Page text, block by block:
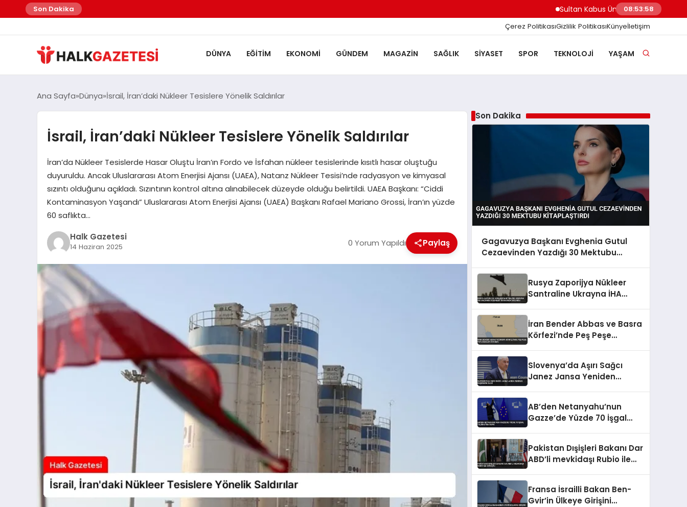
felix markets
felix markets finans
felix markets
felix markets pro
felix markets 360
Son Dakika Sultan Kabus Üniversitesi Afaq Programı
08:53:59
Çerez PolitikasıGizlilik PolitikasıKünyeİletişim
DÜNYA EĞITIM EKONOMI GÜNDEM MAGAZIN SAĞLIK SIYASET SPOR TEKNOLOJI YAŞAM
Ana Sayfa Dünya İsrail, İran’daki Nükleer Tesislere Yönelik Saldırılar
İsrail, İran’daki Nükleer Tesislere Yönelik Saldırılar
İran’da Nükleer Tesislerde Hasar Oluştu İran’ın Fordo ve İsfahan nükleer tesislerinde kısıtlı hasar oluştuğu
duyuruldu. Ancak Uluslararası Atom Enerjisi Ajansı (UAEA), Natanz Nükleer Tesisi’nde radyasyon ve kimyasal
sızıntı olduğunu açıkladı. Sızıntının kontrol altına alınabilecek düzeyde olduğu belirtildi. UAEA Başkanı: “Ciddi
Kontaminasyon Yaşandı” Uluslararası Atom Enerjisi Ajansı (UAEA) Başkanı Rafael Mariano Grossi, İran’ın yüzde
60 saflıkta…
Halk Gazetesi
14 Haziran 2025 0 Yorum Yapıldı Paylaş
Son Dakika
Gagavuzya Başkanı Evghenia Gutul
Cezaevinden Yazdığı 30 Mektubu
Rusya Zaporijya Nükleer
Santraline Ukrayna İHA
İran Bender Abbas ve Basra
Körfezi’nde Peş Peşe
Slovenya’da Aşırı Sağcı
Janez Jansa Yeniden
AB’den Netanyahu’nun
Gazze’de Yüzde 70 İşgal
Pakistan Dışişleri Bakanı Dar
ABD’li mevkidaşı Rubio ile
Fransa İsrailli Bakan Ben-
Gvir’in Ülkeye Girişini